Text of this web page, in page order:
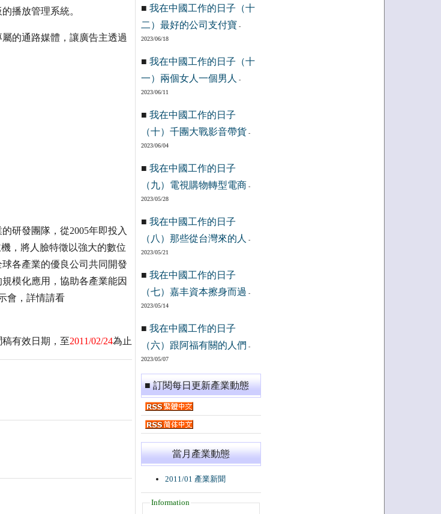
播放管理系統。
的通路媒體，讓廣告主透過
研發團隊，從2005年即投入
，將人臉特徵以強大的數位
各產業的優良公司共同開發
模化應用，協助各產業能因
會，詳情請看
稿有效日期，至2011/02/24為止
■ 我在中國工作的日子（十
二）最好的公司支付寶 -
2023/06/18
■ 我在中國工作的日子（十
一）兩個女人一個男人
-
2023/06/11
■ 我在中國工作的日子
（十）千團大戰影音帶貨 -
2023/06/04
■ 我在中國工作的日子
（九）電視購物轉型電商 -
2023/05/28
■ 我在中國工作的日子
（八）那些從台灣來的人
-
2023/05/21
■ 我在中國工作的日子
（七）嘉丰資本擦身而過 -
2023/05/14
■ 我在中國工作的日子
（六）跟阿福有關的人們 -
2023/05/07
■ 訂閱每日更新產業動態
當月產業動態
2011/01 產業新聞
Information